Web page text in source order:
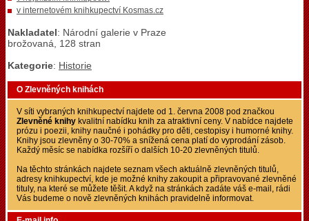
v internetovém knihkupectví Kosmas.cz
Nakladatel: Národní galerie v Praze
brožovaná, 128 stran
Kategorie: Historie
O Zlevněných knihách
V síti vybraných knihkupectví najdete od 1. června 2008 pod značkou
Zlevněné knihy kvalitní nabídku knih za atraktivní ceny. V nabídce najdete
prózu i poezii, knihy naučné i pohádky pro děti, cestopisy i humorné knihy.
Knihy jsou zlevněny o 30-70% a snížená cena platí do vyprodání zásob.
Každý měsíc se nabídka rozšíří o dalších 10-20 zlevněných titulů.
Na těchto stránkách najdete seznam všech aktuálně zlevněných titulů,
adresy knihkupectví, kde je možné knihy zakoupit a připravované zlevněné
tituly, na které se můžete těšit. A když na stránkách zadáte váš e-mail, rádi
Vás budeme o nově zlevněných knihách pravidelně informovat.